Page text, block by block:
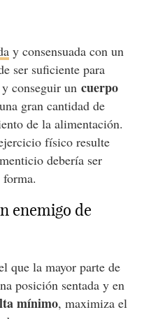
y consensuada con un
ser suficiente para
conseguir un cuerpo
gran cantidad de
de la alimentación.
físico resulte
debería ser
enemigo de
que la mayor parte de
posición sentada y en
mínimo, maximiza el